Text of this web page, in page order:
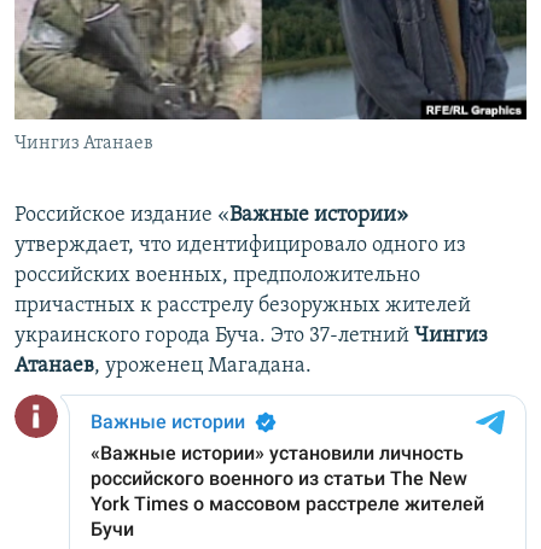
ПОБЕДИТЕЛЕЙ НЕ СУДЯТ?
КРЫМ.НЕПОКОРЕННЫЙ
ELIFBE
УКРАИНСКАЯ ПРОБЛЕМА КРЫМА
ПРИСОЕДИНЯЙТЕСЬ!
Чингиз Атанаев
Российское издание «Важные истории»
утверждает, что идентифицировало одного из
российских военных, предположительно
причастных к расстрелу безоружных жителей
украинского города Буча. Это 37-летний Чингиз
Атанаев, уроженец Магадана.